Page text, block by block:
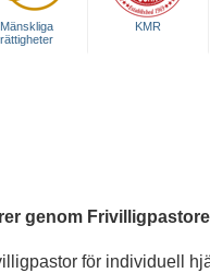
Mänskliga
rättigheter
KMR
genom
för individuell